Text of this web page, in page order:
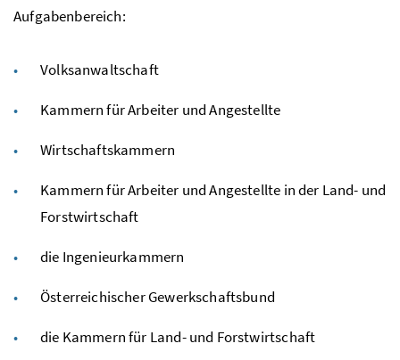
Aufgabenbereich:
Volksanwaltschaft
Kammern für Arbeiter und Angestellte
Wirtschaftskammern
Kammern für Arbeiter und Angestellte in der Land- und
Forstwirtschaft
die Ingenieurkammern
Österreichischer Gewerkschaftsbund
die Kammern für Land- und Forstwirtschaft